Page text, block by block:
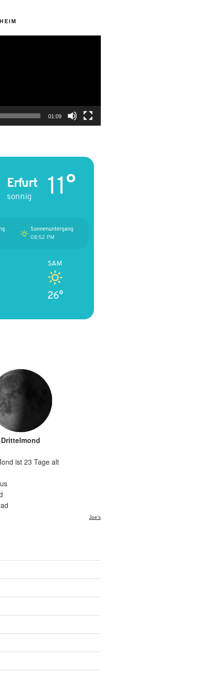
01:09
Erfurt
sonnig 11°
Sonnenuntergang
08:52 PM
SAM
26°
Drittelmond
ist 23 Tage alt
Joe's